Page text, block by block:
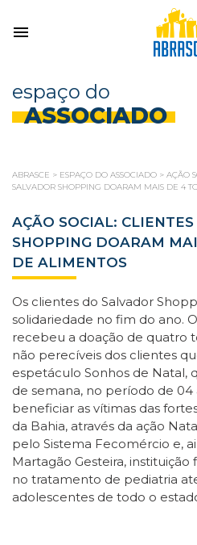
espaço do
ASSOCIADO
ABRASCE > ESPAÇO DO ASSOCIADO > AÇÃO
SALVADOR SHOPPING DOARAM MAIS DE 4
AÇÃO SOCIAL:
SHOPPING DOARAM
DE ALIMENTOS
Os clientes do Salvador
solidariedade no fim do ano.
recebeu a doação de quatro
não perecíveis dos clientes
espetáculo Sonhos de Natal,
de semana, no período de 04
beneficiar as vítimas das
da Bahia, através da ação
pelo Sistema Fecomércio e,
Martagão Gesteira,
no tratamento de pediatria
adolescentes de todo o